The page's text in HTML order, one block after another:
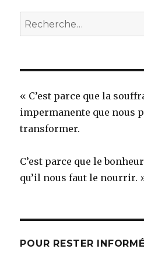
Recherche
pour
« C’est parce que la
impermanente que nous
transformer.
C’est parce que le
qu’il nous faut le nourrir.
POUR RESTER